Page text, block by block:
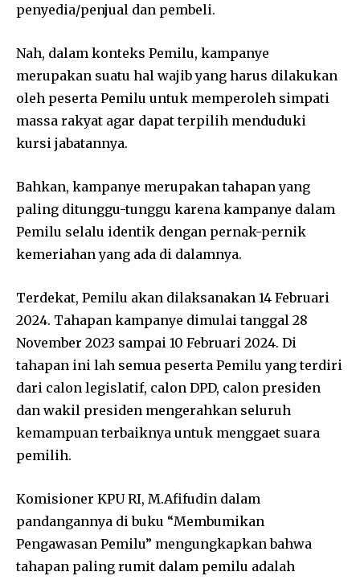
penyedia/penjual dan pembeli.
Nah, dalam konteks Pemilu, kampanye
merupakan suatu hal wajib yang harus dilakukan
oleh peserta Pemilu untuk memperoleh simpati
massa rakyat agar dapat terpilih menduduki
kursi jabatannya.
Bahkan, kampanye merupakan tahapan yang
paling ditunggu-tunggu karena kampanye dalam
Pemilu selalu identik dengan pernak-pernik
kemeriahan yang ada di dalamnya.
Terdekat, Pemilu akan dilaksanakan 14 Februari
2024. Tahapan kampanye dimulai tanggal 28
November 2023 sampai 10 Februari 2024. Di
tahapan ini lah semua peserta Pemilu yang terdiri
dari calon legislatif, calon DPD, calon presiden
dan wakil presiden mengerahkan seluruh
kemampuan terbaiknya untuk menggaet suara
pemilih.
Komisioner KPU RI, M.Afifudin dalam
pandangannya di buku “Membumikan
Pengawasan Pemilu” mengungkapkan bahwa
tahapan paling rumit dalam pemilu adalah